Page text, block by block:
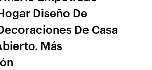
Diseño De
De Casa
Más